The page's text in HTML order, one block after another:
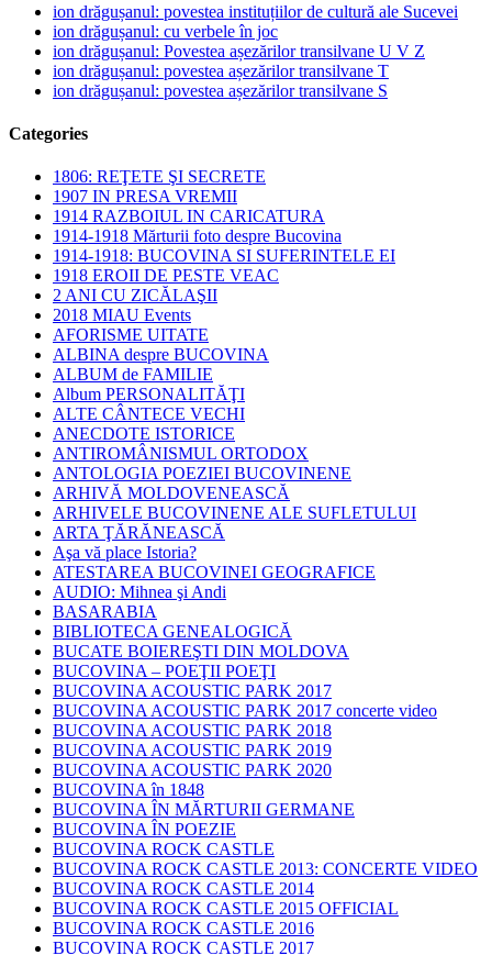
ion drăgușanul: povestea instituțiilor de cultură ale Sucevei
ion drăgușanul: cu verbele în joc
ion drăgușanul: Povestea așezărilor transilvane U V Z
ion drăgușanul: povestea așezărilor transilvane T
ion drăgușanul: povestea așezărilor transilvane S
Categories
1806: REŢETE ŞI SECRETE
1907 IN PRESA VREMII
1914 RAZBOIUL IN CARICATURA
1914-1918 Mărturii foto despre Bucovina
1914-1918: BUCOVINA SI SUFERINTELE EI
1918 EROII DE PESTE VEAC
2 ANI CU ZICĂLAŞII
2018 MIAU Events
AFORISME UITATE
ALBINA despre BUCOVINA
ALBUM de FAMILIE
Album PERSONALITĂŢI
ALTE CÂNTECE VECHI
ANECDOTE ISTORICE
ANTIROMÂNISMUL ORTODOX
ANTOLOGIA POEZIEI BUCOVINENE
ARHIVĂ MOLDOVENEASCĂ
ARHIVELE BUCOVINENE ALE SUFLETULUI
ARTA ŢĂRĂNEASCĂ
Aşa vă place Istoria?
ATESTAREA BUCOVINEI GEOGRAFICE
AUDIO: Mihnea şi Andi
BASARABIA
BIBLIOTECA GENEALOGICĂ
BUCATE BOIEREŞTI DIN MOLDOVA
BUCOVINA – POEŢII POEŢI
BUCOVINA ACOUSTIC PARK 2017
BUCOVINA ACOUSTIC PARK 2017 concerte video
BUCOVINA ACOUSTIC PARK 2018
BUCOVINA ACOUSTIC PARK 2019
BUCOVINA ACOUSTIC PARK 2020
BUCOVINA în 1848
BUCOVINA ÎN MĂRTURII GERMANE
BUCOVINA ÎN POEZIE
BUCOVINA ROCK CASTLE
BUCOVINA ROCK CASTLE 2013: CONCERTE VIDEO
BUCOVINA ROCK CASTLE 2014
BUCOVINA ROCK CASTLE 2015 OFFICIAL
BUCOVINA ROCK CASTLE 2016
BUCOVINA ROCK CASTLE 2017